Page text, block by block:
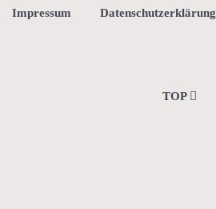
Impressum Datenschutzerklärung
TOP